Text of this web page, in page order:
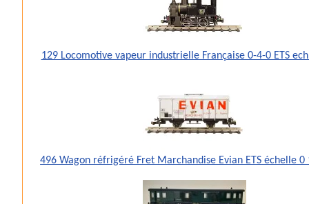
129 Locomotive vapeur industrielle Française 0-4-0 ETS
496 Wagon réfrigéré Fret Marchandise Evian ETS échelle 0